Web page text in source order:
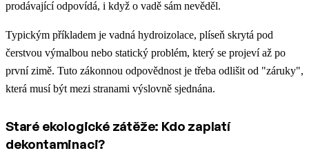
prodávající odpovídá, i když o vadě sám nevěděl.
Typickým příkladem je vadná hydroizolace, plíseň skrytá pod
čerstvou výmalbou nebo statický problém, který se projeví až po
první zimě. Tuto zákonnou odpovědnost je třeba odlišit od "záruky",
která musí být mezi stranami výslovně sjednána.
Staré ekologické zátěže: Kdo zaplatí
dekontaminaci?